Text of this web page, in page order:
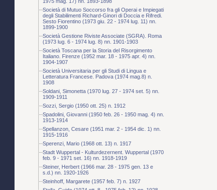
Società di Mutuo Soccorso fra gli Operai e Impiegati
degli Stabilimenti Richard-Ginori di Doccia e Rifredi.
Sesto Fiorentino (1973 giu. 22 - 1974 lug. 11) nn.
1899-1900
Società Gestione Riviste Associate (SGRA). Roma
(1973 lug. 6 - 1974 lug. 8) nn. 1901-1903
Società Toscana per la Storia del Risorgimento
Italiano. Firenze (1952 mar. 18 - 1975 apr. 4) nn.
1904-1907
Società Universitaria per gli Studi di Lingua e
Letteratura Francese. Padova (1974 mag.8) n.
1908
Soldani, Simonetta (1970 lug. 27 - 1974 set. 5) nn.
1909-1911
Sozzi, Sergio (1950 ott. 25) n. 1912
Spadolini, Giovanni (1950 feb. 26 - 1950 mag. 4) nn.
1913-1914
Spellanzon, Cesare (1951 mar. 2 - 1954 dic. 1) nn.
1915-1916
Sperenzi, Mario (1968 ott. 13) n. 1917
Stadt Wuppertal - Kulturdezernent. Wuppertal (1970
feb. 9 - 1971 set. 16) nn. 1918-1919
Steiner, Herbert (1966 mar. 28 - 1975 gen. 13 e
s.d.) nn. 1920-1926
Steinhoff, Margarete (1957 feb. 7) n. 1927